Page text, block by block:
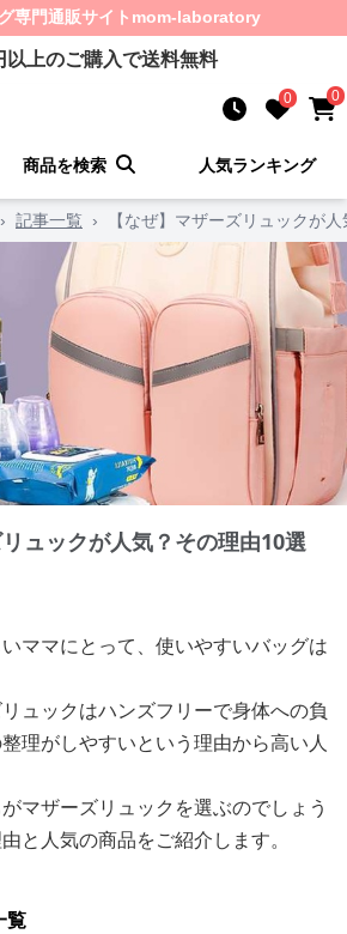
専門通販サイト mom-laboratory
以上のご購入で送料無料
0 0
商品を検索 人気ランキング
› 記事一覧 › 【なぜ】マザーズリュックが
リュックが人気？その理由10選
ママにとって、使いやすいバッグは
ュックはハンズフリーで身体への負
理がしやすいという理由から高い人
マザーズリュックを選ぶのでしょう
と人気の商品をご紹介します。
覧